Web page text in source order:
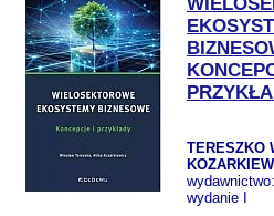
TERESZKO
wydanie I